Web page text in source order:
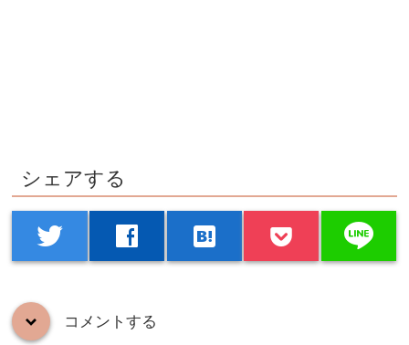
シェアする
twitter facebook hatenabookmark line
down コメントする